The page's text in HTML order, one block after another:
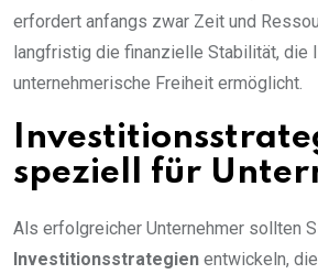
erfordert anfangs zwar Zeit und
langfristig die finanzielle Stabilität, die
unternehmerische Freiheit ermöglicht.
speziell für
Als erfolgreicher Unternehmer sollten
Investitionsstrategien entwickeln,